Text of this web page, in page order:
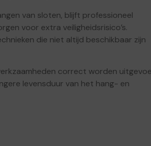
van sloten, blijft professioneel
voor extra veiligheidsrisico’s.
die niet altijd beschikbaar zijn
correct worden
levensduur van het hang- en